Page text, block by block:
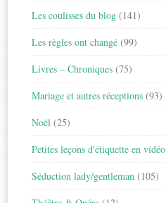
Les coulisses du blog (141)
Les règles ont changé (99)
Livres – Chroniques (75)
Mariage et autres réceptions (93)
Noël (25)
Petites leçons d'étiquette en vidéo
Séduction lady/gentleman (105)